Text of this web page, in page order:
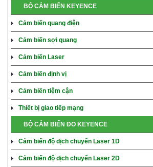
BỘ CẢM BIẾN KEYENCE
Cảm biến quang điện
Cảm biến sợi quang
Cảm biến Laser
Cảm biến định vị
Cảm biến tiệm cận
Thiết bị giao tiếp mạng
BỘ CẢM BIẾN ĐO KEYENCE
Cảm biến độ dịch chuyển Laser 1D
Cảm biến độ dịch chuyển Laser 2D